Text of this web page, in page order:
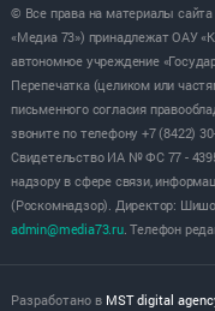
© Все права на материалы сайта
«Медиа 73») принадлежат ОАУ
автономное учреждение
Перепечатка (целиком или
письменного согласия
звоните по телефону +7 (8422)
Свидетельство ИА № ФС 77 -
надзору в сфере связи,
(Роскомнадзор). Директор:
admin@media73.ru. Телефон
Разработано в MST digital